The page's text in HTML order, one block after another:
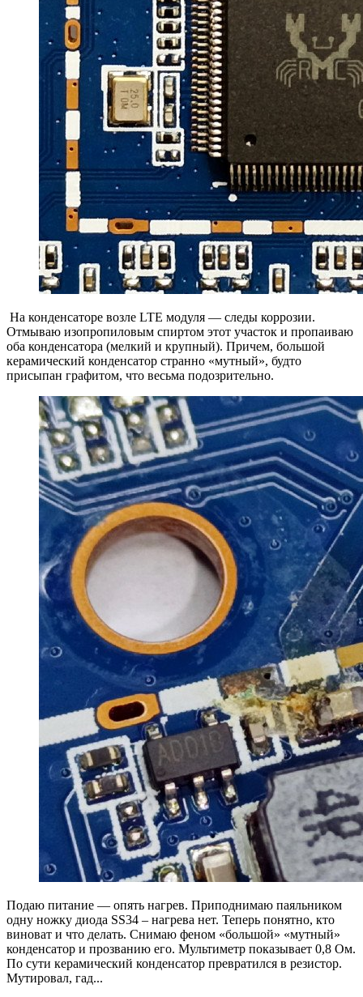
На конденсаторе возле LTE модуля — следы коррозии.
Отмываю изопропиловым спиртом этот участок и пропаиваю
оба конденсатора (мелкий и крупный). Причем, большой
керамический конденсатор странно «мутный», будто
присыпан графитом, что весьма подозрительно.
Подаю питание — опять нагрев. Приподнимаю паяльником
одну ножку диода SS34 – нагрева нет. Теперь понятно, кто
виноват и что делать. Снимаю феном «большой» «мутный»
конденсатор и прозванию его. Мультиметр показывает 0,8 Ом.
По сути керамический конденсатор превратился в резистор.
Мутировал, гад...